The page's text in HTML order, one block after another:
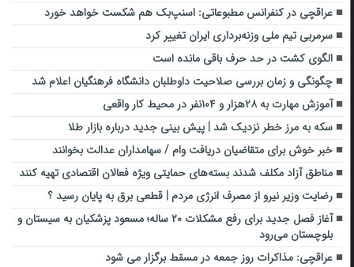
عراقچی در کنفرانس مطبوعاتی: اسنپ‌بک هم شکست خواهد خورد
سرمربی تیم ملی وزنه‌برداری ایران تغییر کرد
الگوی کشت در حد حرف باقی مانده است
چگونگی و زمان بررسی صلاحیت داوطلبان دانشگاه فرهنگیان اعلام شد
آموزش مهارت به ۲۸هزار و ۱۰۴نفر در محیط کار واقعی
سکه به مرز خطر نزدیک شد | پیش بینی جدید درباره بازار طلا
خبر خوش برای متقاضیان دریافت وام / سهامداران عدالت بخوانند
مناطق آزاد مکلف شدند بسته‌های حمایتی ویژه فعالان اقتصادی تهیه کنند
رضایت وزیر نیرو از مصرف انرژی مردم | قطعی برق به پایان رسید ؟
آغاز فصل جدید برای رفع مشکلات ۲۰ ساله؛ مسعود پزشکیان به سیستان و
بلوچستان می‌رود
عراقچی: مذاکرات روز جمعه در مسقط برگزار می شود